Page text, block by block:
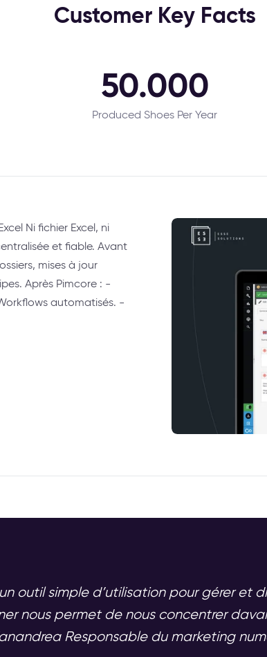
Customer Key Facts
50.000
Produced Shoes Per Year
Ni fichier Excel, ni
et fiable. Avant
mises à jour
Après Pimcore : -
automatisés. -
outil simple d’utilisation pour gérer et
nous permet de nous concentrer
Responsable du marketing